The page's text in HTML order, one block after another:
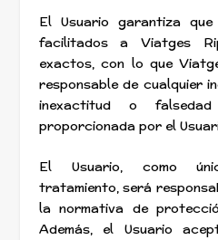
El Usuario garantiza
facilitados a Viatges
exactos, con lo que
responsable de cualquier
inexactitud o
proporcionada por el
El Usuario, como
tratamiento, será
la normativa de
Además, el Usuario